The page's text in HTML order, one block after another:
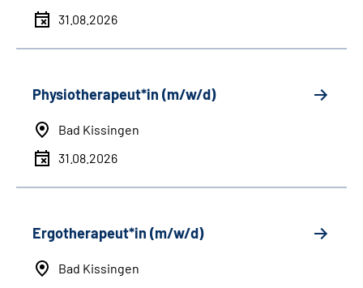
31.08.2026
Physiotherapeut*in (m/w/d)
Bad Kissingen
31.08.2026
Ergotherapeut*in (m/w/d)
Bad Kissingen